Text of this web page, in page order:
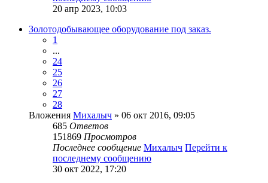
20 апр 2023, 10:03
Золотодобывающее оборудование под заказ.
1
...
24
25
26
27
28
Вложения Михалыч » 06 окт 2016, 09:05
685 Ответов
151869 Просмотров
Последнее сообщение Михалыч Перейти к
последнему сообщению
30 окт 2022, 17:20